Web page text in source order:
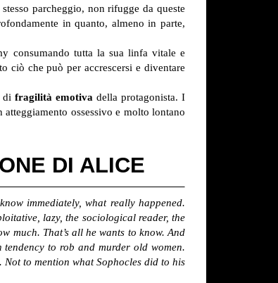
parcheggio, non rifugge da queste
in quanto, almeno in parte,
consumando tutta la sua linfa vitale e
ciò che può per accrescersi e diventare
difragilità emotiva della protagonista. I
ossessivo e molto lontano
DI ALICE
immediately, what really happened.
lazy, the sociological reader, the
much. That’s all he wants to know. And
tendency to rob and murder old women.
to mention what Sophocles did to his